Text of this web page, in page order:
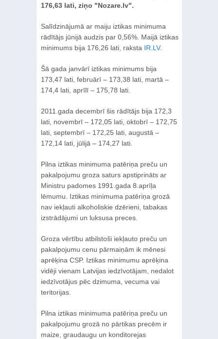
176,63 lati, ziņo "Nozare.lv".
Salīdzinājumā ar maiju iztikas minimuma
rādītājs jūnijā audzis par 0,56%. Maijā iztikas
minimums bija 176,26 lati, raksta IR.LV.
Šā gada janvārī iztikas minimums bija
173,47 lati, februārī – 173,38 lati, martā –
174,4 lati, aprīlī – 175,78 lati.
2011.gada decembrī šis rādītājs bija 172,3
lati, novembrī – 172,05 lati, oktobrī – 172,75
lati, septembrī – 172,25 lati, augustā –
172,14 lati, jūlijā – 174,27 lati.
Pilna iztikas minimuma patēriņa preču un
pakalpojumu groza saturs apstiprināts ar
Ministru padomes 1991.gada 8.aprīļa
lēmumu. Iztikas minimuma patēriņa grozā
nav iekļauti alkoholiskie dzērieni, tabakas
izstrādājumi un luksusa preces.
Groza vērtību atbilstoši iekļauto preču un
pakalpojumu cenu pārmaiņām ik mēnesi
aprēķina CSP. Iztikas minimumu aprēķina
vidēji vienam Latvijas iedzīvotājam, nedalot
iedzīvotājus pēc dzimuma, vecuma vai
teritorijas.
Pilna iztikas minimuma patēriņa preču un
pakalpojumu grozā no pārtikas precēm ir
maize, graudaugu un konditorejas